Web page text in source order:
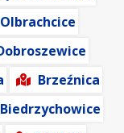
Olbrachcice
Brzeźnica
Biedrzychowice